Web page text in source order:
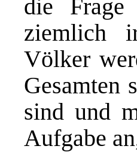
die Frage
ziemlich
Völker
Gesamten
sind und
Aufgabe